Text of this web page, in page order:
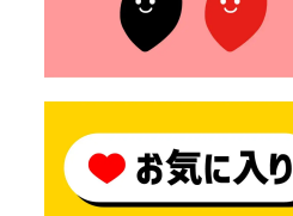
2026年6月23日 （一財）豊前
市佐野・則尾育英会奨学生募
2026年6月18日 セアカゴケグ
モにご注意ください！